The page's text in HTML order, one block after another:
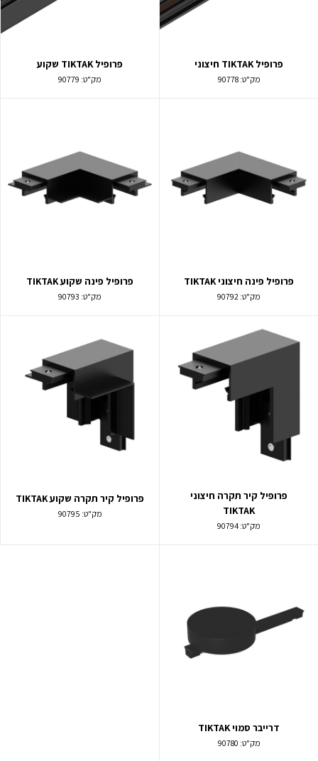
פרופיל TIKTAK חיצוני
מק"ט:90778
פרופיל TIKTAK שקוע
מק"ט: 90779
פרופיל פינה חיצוני TIKTAK
מק"ט: 90792
פרופיל פינה שקוע TIKTAK
מק"ט: 90793
פרופיל קיר תקרה חיצוני
TIKTAK
מק"ט: 90794
פרופיל קיר תקרה שקוע TIKTAK
מק"ט: 90795
דרייבר סמוי TIKTAK
מק"ט: 90780